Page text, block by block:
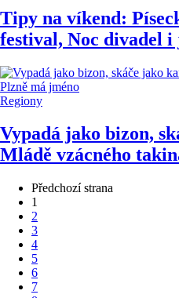
Tipy na víkend:
festival, Noc divadel
Regiony
Vypadá jako bizon,
Mládě vzácného
Předchozí strana
1
2
3
4
5
6
7